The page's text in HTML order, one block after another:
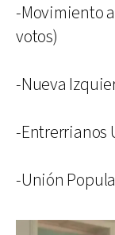
-Movimiento
votos)
-Nueva
-Entrerrianos
-Unión